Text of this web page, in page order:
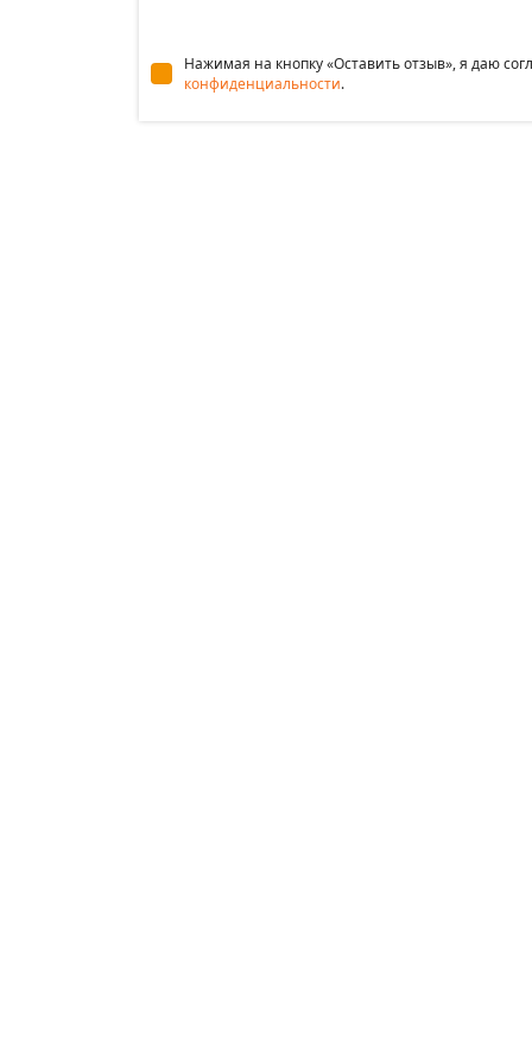
Нажимая на кнопку «Оставить отзыв», я даю
конфиденциальности.